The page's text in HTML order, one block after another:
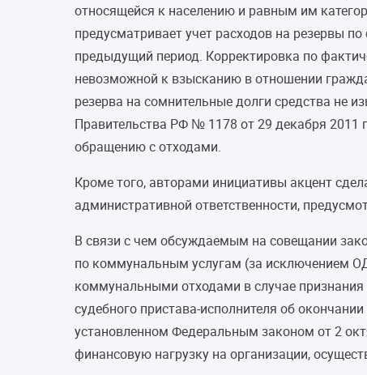
относящейся к населению и равным им
предусматривает учет расходов на резервы
предыдущий период. Корректировка по
невозможной к взысканию в отношении
резерва на сомнительные долги средства не
Правительства РФ № 1178 от 29 декабря 2011
обращению с отходами.
Кроме того, авторами инициативы акцент
административной ответственности,
В связи с чем обсуждаемым на совещании
по коммунальным услугам (за исключением
коммунальными отходами в случае
судебного пристава-исполнителя об
установленном Федеральным законом от 2
финансовую нагрузку на организации,